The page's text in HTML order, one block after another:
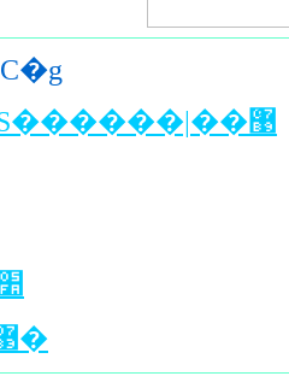
�o���pBBS������|��޹ް
�ޯ�!�����޳�